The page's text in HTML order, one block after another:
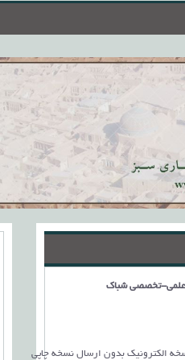
الکترونیک بدون ارسال نسخه چاپی